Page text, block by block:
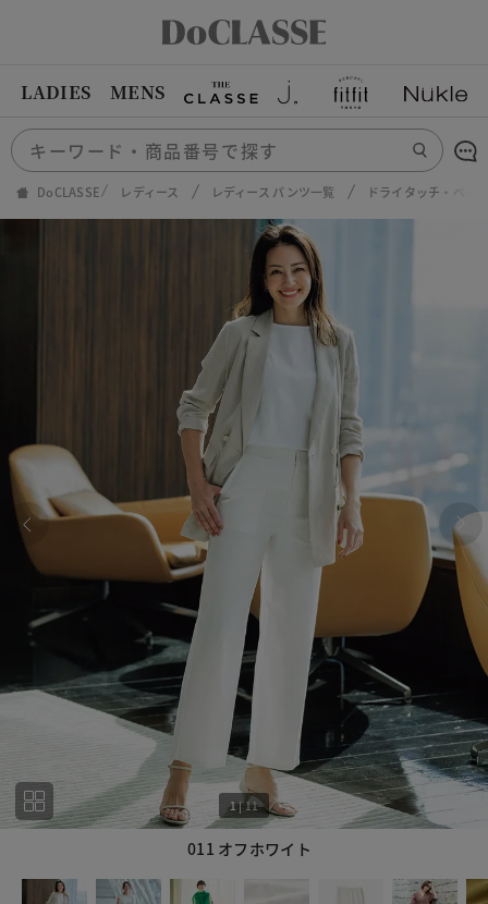
LADIES MENS
DoCLASSE レディース レディース パンツ一覧 ドライタッチ・ベイ
011 オフホワイト
1|11